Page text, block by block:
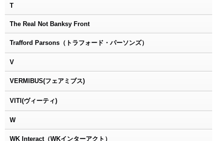
T
The Real Not Banksy Front
Trafford Parsons（トラフォード・パーソンズ）
V
VERMIBUS(フェアミブス)
VITI(ヴィーティ)
W
WK Interact（WKインターアクト）